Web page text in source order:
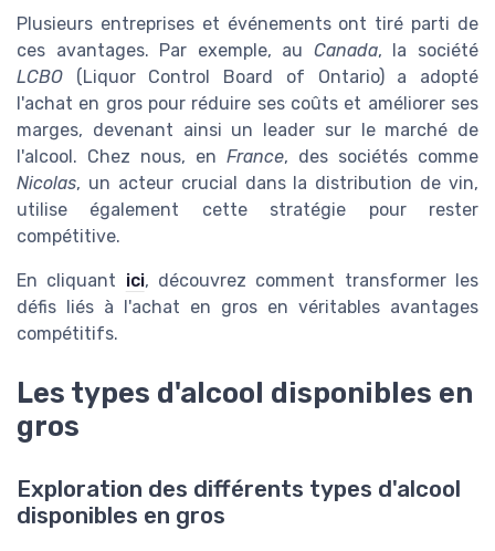
Plusieurs entreprises et événements ont tiré parti de
ces avantages. Par exemple, au Canada, la société
LCBO (Liquor Control Board of Ontario) a adopté
l'achat en gros pour réduire ses coûts et améliorer ses
marges, devenant ainsi un leader sur le marché de
l'alcool . Chez nous, en France, des sociétés comme
Nicolas, un acteur crucial dans la distribution de vin,
utilise également cette stratégie pour rester
compétitive.
En cliquant ici, découvrez comment transformer les
défis liés à l'achat en gros en véritables avantages
compétitifs.
Les types d'alcool disponibles en
gros
Exploration des différents types d'alcool
disponibles en gros